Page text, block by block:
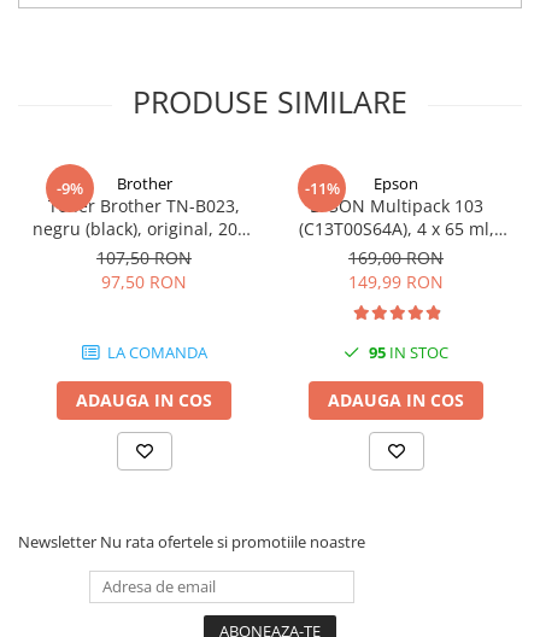
SSD-uri externe
Hard disk-uri externe
Card reader
Placi captura
Periferice PC
Mouse
Kit mouse si tastatura
Alte periferice
Accesorii PC
PRODUSE SIMILARE
-9% Brother
Toner Brother TN-B023,
negru (black), original, 2000
pagini
107,50 RON
97,50 RON
LA COMANDA
ADAUGA IN COS
-11% Epson
EPSON Multipack 103
(C13T00S64A), 4 x 65 ml,
Black/Cyan/Magenta/Yellow
(T00S6)
169,00 RON
149,99 RON
95 IN STOC
ADAUGA IN COS
Newsletter Nu rata ofertele si promotiile noastre